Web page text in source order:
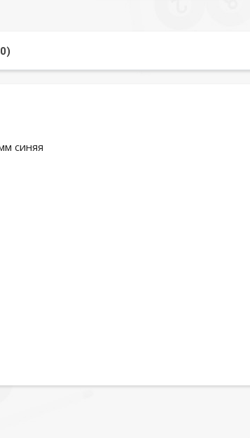
синяя